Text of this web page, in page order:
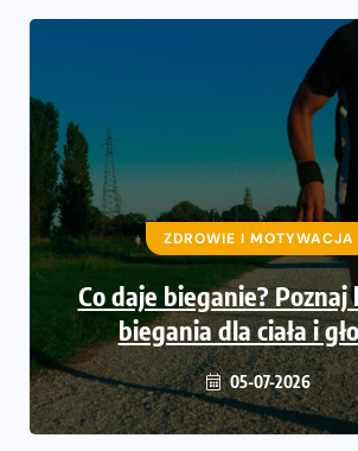
ZDROWIE I MOTYWACJA
Co daje bieganie? Poznaj
biegania dla ciała i
05-07-2026